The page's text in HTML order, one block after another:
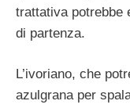
trattativa potrebbe
di partenza.
L’ivoriano, che
azulgrana per